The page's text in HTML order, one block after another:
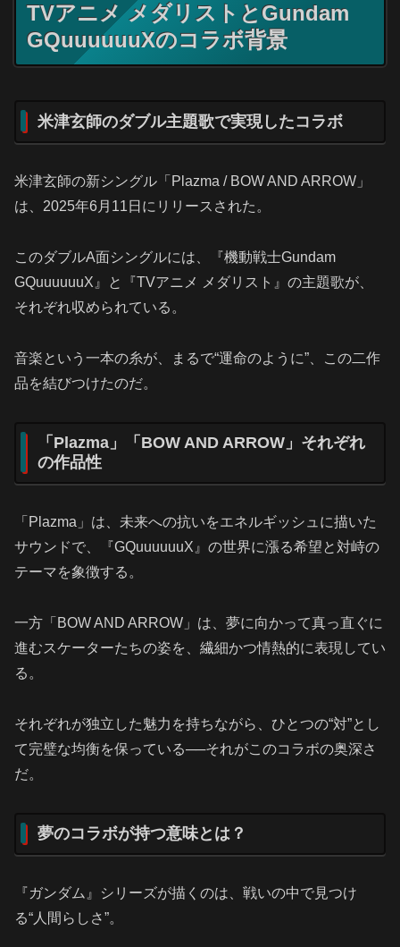
TVアニメ メダリストとGundam
GQuuuuuuXのコラボ背景
米津玄師のダブル主題歌で実現したコラボ
米津玄師の新シングル「Plazma / BOW AND ARROW」
は、2025年6月11日にリリースされた。
このダブルA面シングルには、『機動戦士Gundam
GQuuuuuuX』と『TVアニメ メダリスト』の主題歌が、
それぞれ収められている。
音楽という一本の糸が、まるで“運命のように”、この二作
品を結びつけたのだ。
「Plazma」「BOW AND ARROW」それぞれ
の作品性
「Plazma」は、未来への抗いをエネルギッシュに描いた
サウンドで、『GQuuuuuuX』の世界に漲る希望と対峙の
テーマを象徴する。
一方「BOW AND ARROW」は、夢に向かって真っ直ぐに
進むスケーターたちの姿を、繊細かつ情熱的に表現してい
る。
それぞれが独立した魅力を持ちながら、ひとつの“対”とし
て完璧な均衡を保っている──それがこのコラボの奥深さ
だ。
夢のコラボが持つ意味とは？
『ガンダム』シリーズが描くのは、戦いの中で見つけ
る“人間らしさ”。